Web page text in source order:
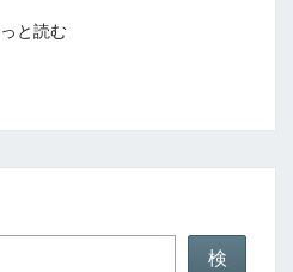
ー
す
と読むもっと読む
検